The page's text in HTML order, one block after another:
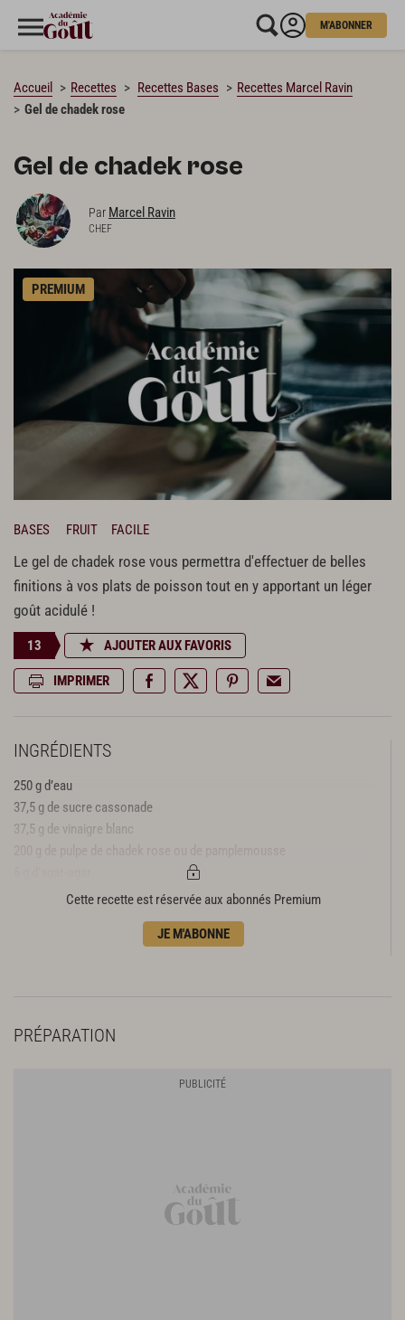
M'ABONNER
Accueil Recettes Recettes Bases
Recettes Marcel Ravin
Gel de chadek rose
Gel de chadek rose
Par Marcel Ravin
CHEF
PREMIUM
BASES FRUIT FACILE
Le gel de chadek rose vous permettra d'effectuer de belles
finitions à vos plats de poisson tout en y apportant un léger
goût acidulé !
13 AJOUTER AUX FAVORIS
IMPRIMER
INGRÉDIENTS
250 g d’eau
37,5 g de sucre cassonade
37,5 g de vinaigre blanc
200 g de pulpe de chadek rose ou de pamplemousse
40 g de jus de citron vert
Cette recette est réservée aux abonnés Premium
JE M'ABONNE
PRÉPARATION
CHARGEMENT…